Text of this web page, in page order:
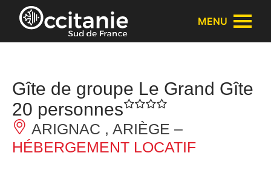
Panneau de gestion des cookies
MENU
Gîte de groupe Le Grand Gîte
20 personnes
ARIGNAC , ARIÈGE –
HÉBERGEMENT LOCATIF